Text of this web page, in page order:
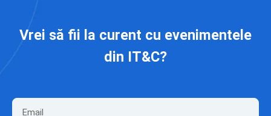
Vrei să fii la curent cu evenimentele
din IT&C?